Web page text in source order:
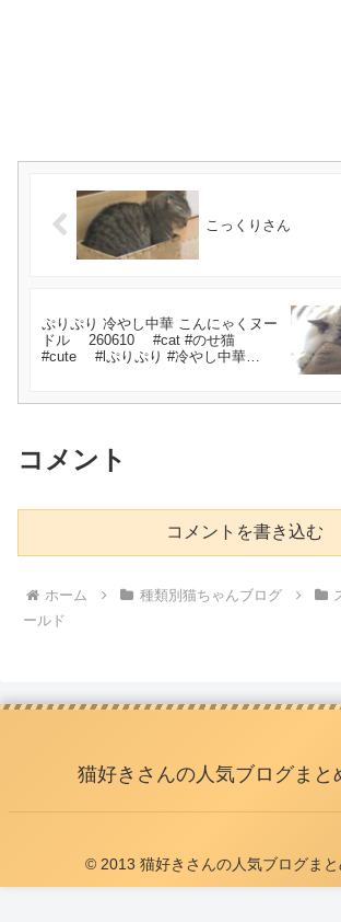
こっくりさん
ぷりぷり 冷やし中華 こんにゃくヌー
ドル 260610 #cat #のせ猫
#cute #lぷりぷり #冷やし中華
コメント
コメントを書き込む
ホーム 種類別猫ちゃんブログ
ールド
猫好きさんの人気ブログまと
© 2013 猫好きさんの人気ブログまと